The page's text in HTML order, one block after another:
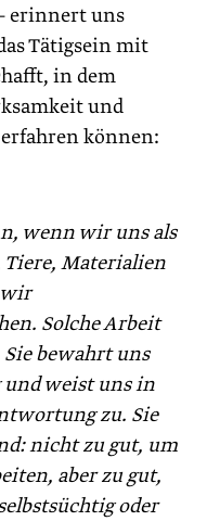
erinnert uns
Tätigsein mit
in dem
und
können:
wenn wir uns als
Tiere, Materialien
wir
Solche Arbeit
bewahrt uns
und weist uns in
zu. Sie
nicht zu gut, um
aber zu gut,
oder